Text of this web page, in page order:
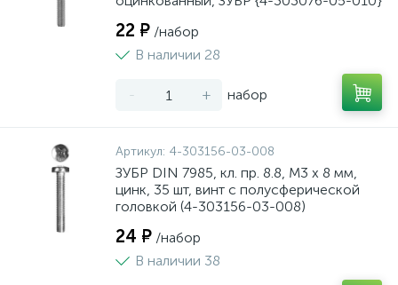
22 ₽ /набор
В наличии 28
- + набор
Артикул: 4-303156-03-008
ЗУБР DIN 7985, кл. пр. 8.8, M3 х 8 мм,
цинк, 35 шт, винт с полусферической
головкой (4-303156-03-008)
24 ₽ /набор
В наличии 38